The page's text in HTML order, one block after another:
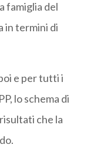
famiglia del
in termini di
e per tutti i
lo schema di
che la